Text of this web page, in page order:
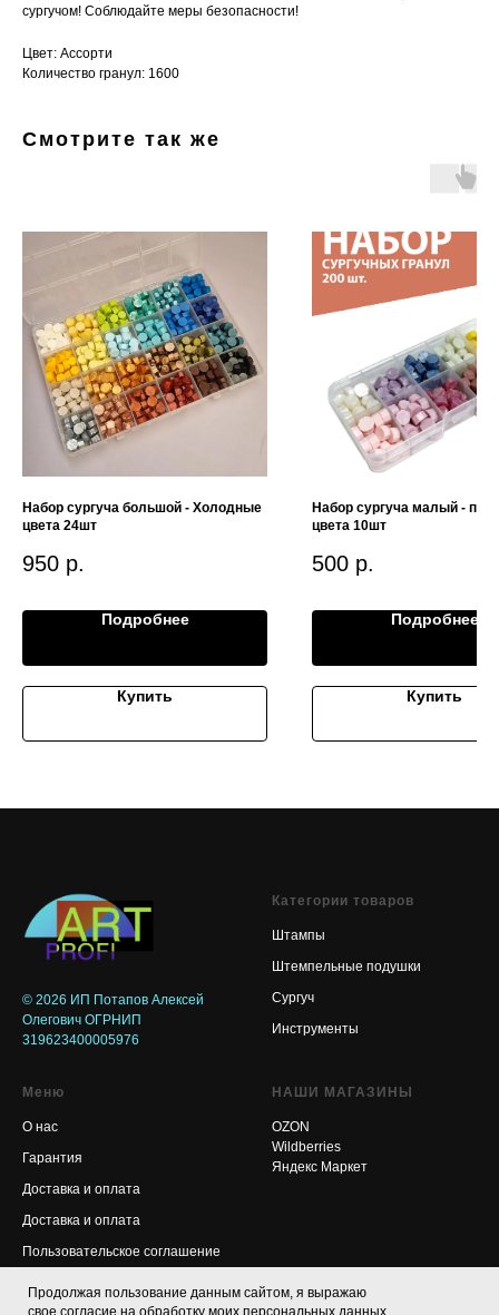
Продолжая пользование данным сайтом, я выражаю
свое согласие на обработку моих персональных данных
сургучом! Соблюдайте меры безопасности!
Цвет: Ассорти
Количество гранул: 1600
Смотрите так же
Набор сургуча большой - Холодные
цвета 24шт
950 р.
Подробнее
Купить
Набор сургуча малый -
цвета 10шт
500 р.
Подробнее
Купить
© 2026 ИП Потапов Алексей
Олегович ОГРНИП
319623400005976
Категории товаров
Штампы
Штемпельные подушки
Сургуч
Инструменты
Меню
О нас
Гарантия
Доставка и оплата
Доставка и оплата
Пользовательское соглашение
НАШИ МАГАЗИНЫ
OZON
Wildberries
Яндекс Маркет